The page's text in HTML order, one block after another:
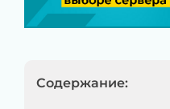
Содержание: